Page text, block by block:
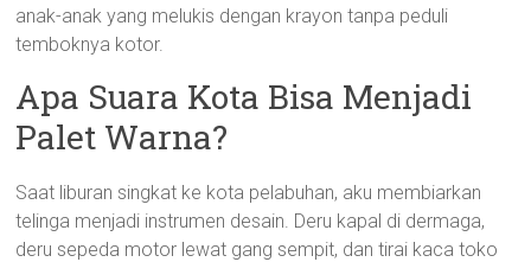
anak-anak yang melukis dengan krayon tanpa peduli
temboknya kotor.
Apa Suara Kota Bisa Menjadi
Palet Warna?
Saat liburan singkat ke kota pelabuhan, aku membiarkan
telinga menjadi instrumen desain. Deru kapal di dermaga,
deru sepeda motor lewat gang sempit, dan tirai kaca toko